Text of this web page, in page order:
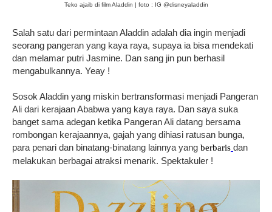
Teko ajaib di film Aladdin | foto : IG @disneyaladdin
Salah satu dari permintaan Aladdin adalah dia ingin menjadi
seorang pangeran yang kaya raya, supaya ia bisa mendekati
dan melamar putri Jasmine. Dan sang jin pun berhasil
mengabulkannya. Yeay !
Sosok Aladdin yang miskin bertransformasi menjadi Pangeran
Ali dari kerajaan Ababwa yang kaya raya. Dan saya suka
banget sama adegan ketika Pangeran Ali datang bersama
rombongan kerajaannya, gajah yang dihiasi ratusan bunga,
para penari dan binatang-binatang lainnya yang berbaris dan
melakukan berbagai atraksi menarik. Spektakuler !